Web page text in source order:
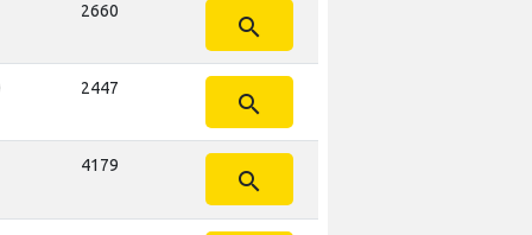
2660
search
2447
search
4179
search